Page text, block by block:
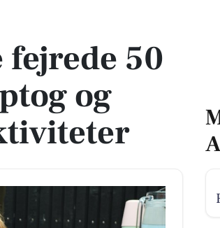
børneaktiviteter
50
og